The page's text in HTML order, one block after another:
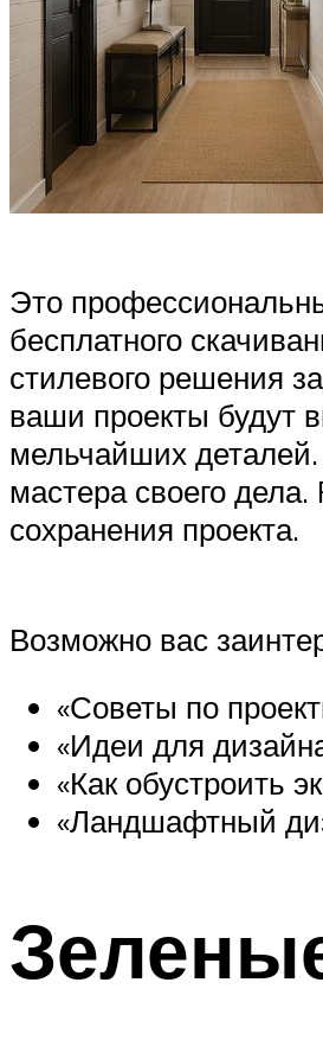
Это
бесплатного
стилевого решения
ваши проекты будут
мельчайших
мастера своего
сохранения проекта.
Возможно вас
«Советы по
«Идеи для
«Как обустроить
«Ландшафтный